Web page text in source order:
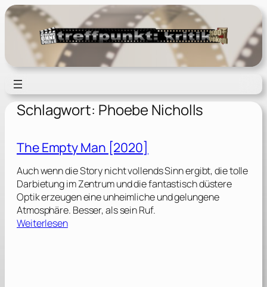
Zum
Inhalt
springen
Schlagwort: Phoebe Nicholls
The Empty Man [2020]
Auch wenn die Story nicht vollends Sinn ergibt, die tolle
Darbietung im Zentrum und die fantastisch düstere
Optik erzeugen eine unheimliche und gelungene
Atmosphäre. Besser, als sein Ruf.
Weiterlesen: